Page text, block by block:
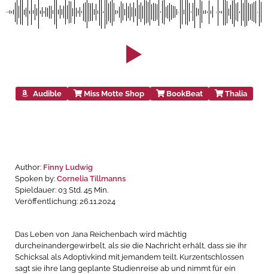
Audible Miss Motte Shop BookBeat Thalia
Author: Finny Ludwig
Spoken by: Cornelia Tillmanns
Spieldauer: 03 Std. 45 Min.
Veröffentlichung: 26.11.2024
Das Leben von Jana Reichenbach wird mächtig
durcheinandergewirbelt, als sie die Nachricht erhält, dass sie ihr
Schicksal als Adoptivkind mit jemandem teilt. Kurzentschlossen
sagt sie ihre lang geplante Studienreise ab und nimmt für ein